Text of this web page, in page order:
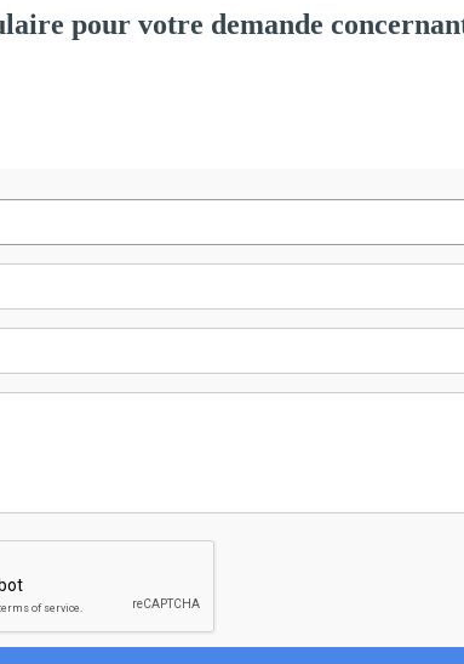
pour votre demande